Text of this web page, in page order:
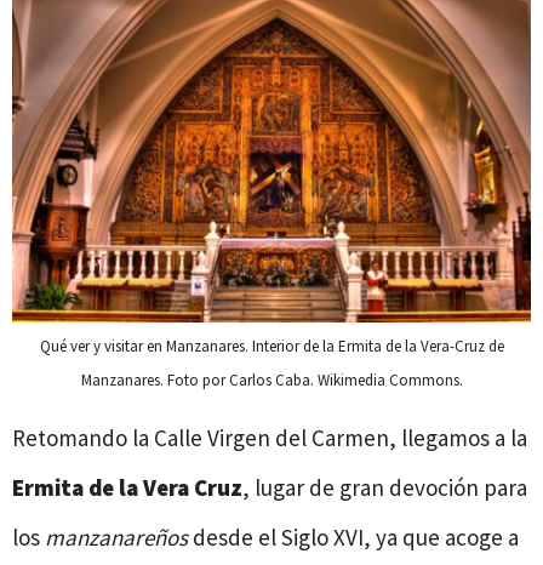
Qué ver y visitar en Manzanares. Interior de la Ermita de la Vera-Cruz de
Manzanares. Foto por Carlos Caba. Wikimedia Commons.
Retomando la Calle Virgen del Carmen, llegamos a la
Ermita de la Vera Cruz, lugar de gran devoción para
los manzanareñosdesde el Siglo XVI, ya que acoge a